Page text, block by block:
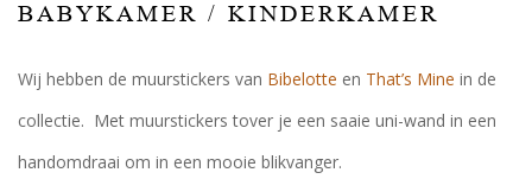
BABYKAMER / KINDERKAMER
Wij hebben de muurstickers van Bibelotte en That’s Mine in de
collectie. Met muurstickers tover je een saaie uni-wand in een
handomdraai om in een mooie blikvanger.